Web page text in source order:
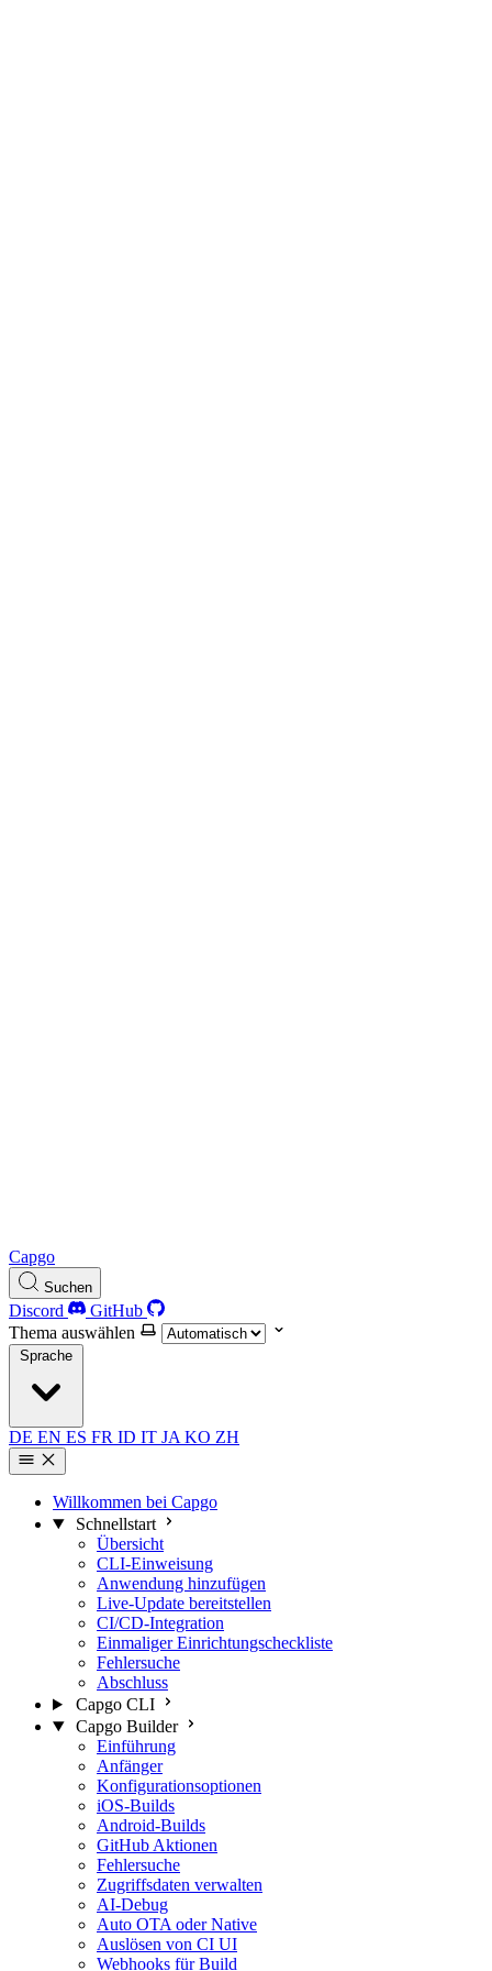
Capgo
Suchen
Discord
GitHub
Thema auswählen
Sprache
DE EN ES FR ID IT JA KO ZH
Willkommen bei Capgo
Schnellstart
Übersicht
CLI-Einweisung
Anwendung hinzufügen
Live-Update bereitstellen
CI/CD-Integration
Einmaliger Einrichtungscheckliste
Fehlersuche
Abschluss
Capgo CLI
Capgo Builder
Einführung
Anfänger
Konfigurationsoptionen
iOS-Builds
Android-Builds
GitHub Aktionen
Fehlersuche
Zugriffsdaten verwalten
AI-Debug
Auto OTA oder Native
Auslösen von CI UI
Webhooks für Build